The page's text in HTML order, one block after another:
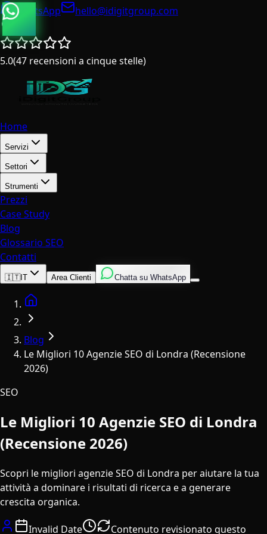
WhatsApp
hello@idigitgroup.com
5.0(47 recensioni a cinque stelle)
Home
Servizi
Settori
Strumenti
Prezzi
Case Study
Blog
Glossario SEO
Contatti
IngleseItalianoSpagnolo
🇮🇹IT Area Clienti Chatta su WhatsApp
Blog
Le Migliori 10 Agenzie SEO di Londra (Recensione
2026)
SEO
Le Migliori 10 Agenzie SEO di Londra
(Recensione 2026)
Scopri le migliori agenzie SEO di Londra per aiutare la tua
attività a dominare i risultati di ricerca e a generare
crescita organica.
Invalid Date Contenuto revisionato questo